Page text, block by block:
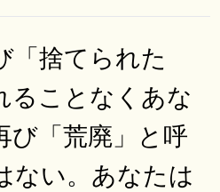
「捨てられた
ることなくあな
び「荒廃」と呼
ない。あなたは